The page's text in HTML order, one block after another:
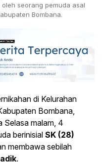
seorang pemuda asal
Bombana.
di Kelurahan
Bombana,
Selasa malam, 4
berinisialSK (28)
membawa sebilah
.